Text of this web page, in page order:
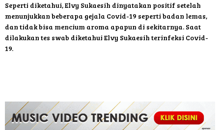
Seperti diketahui, Elvy Sukaesih dinyatakan positif setelah
menunjukkan beberapa gejala Covid-19 seperti badan lemas,
dan tidak bisa mencium aroma apapun di sekitarnya. Saat
dilakukan tes swab diketahui Elvy Sukaesih terinfeksi Covid-
19.